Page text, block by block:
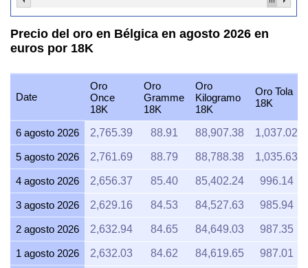
Precio del oro en Bélgica en agosto 2026 en
euros por 18K
Date
Oro
Once
18K
Oro
Gramme
18K
Oro
Kilogramo
18K
Oro Tola
18K
6 agosto 2026 2,765.39 88.91 88,907.38 1,037.02
5 agosto 2026 2,761.69 88.79 88,788.38 1,035.63
4 agosto 2026 2,656.37 85.40 85,402.24 996.14
3 agosto 2026 2,629.16 84.53 84,527.63 985.94
2 agosto 2026 2,632.94 84.65 84,649.03 987.35
1 agosto 2026 2,632.03 84.62 84,619.65 987.01